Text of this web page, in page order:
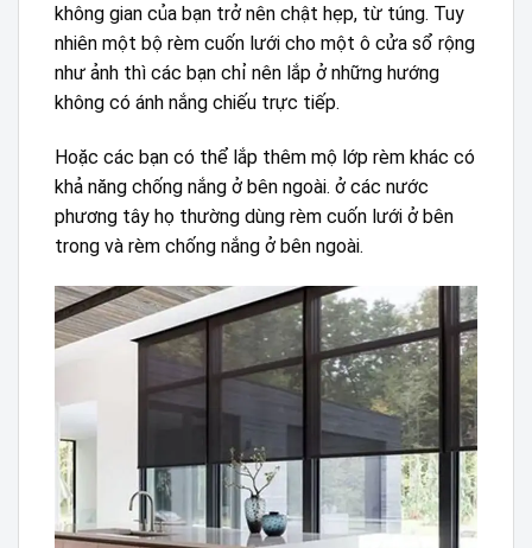
không gian của bạn trở nên chật hẹp, từ túng. Tuy
nhiên một bộ rèm cuốn lưới cho một ô cửa sổ rộng
như ảnh thì các bạn chỉ nên lắp ở những hướng
không có ánh nắng chiếu trực tiếp.
Hoặc các bạn có thể lắp thêm mộ lớp rèm khác có
khả năng chống nắng ở bên ngoài. ở các nước
phương tây họ thường dùng rèm cuốn lưới ở bên
trong và rèm chống nắng ở bên ngoài.